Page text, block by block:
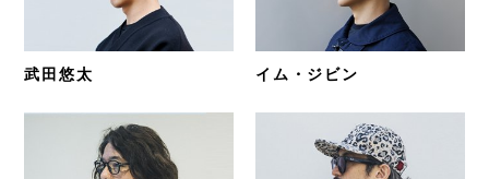
武田悠太 イム・ジビン